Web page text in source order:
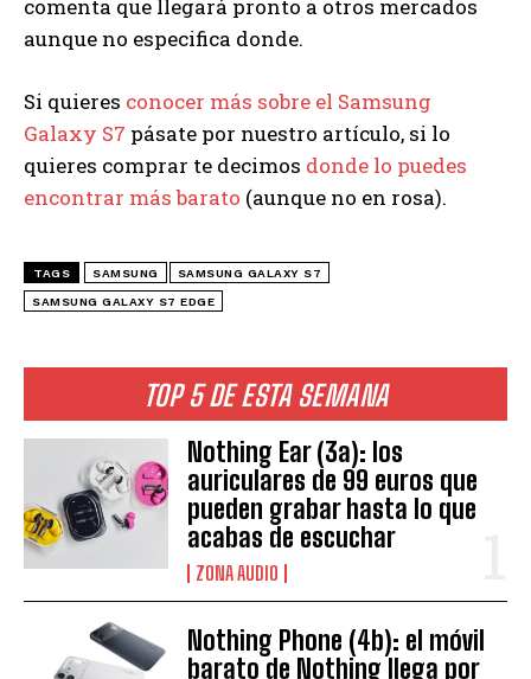
TOP 5 DE ESTA SEMANA
Nothing Ear (3a): los
auriculares de 99 euros que
pueden grabar hasta lo que
acabas de escuchar
ZONA AUDIO
Nothing Phone (4b): el móvil
barato de Nothing llega por
comenta que llegará pronto a otros mercados
aunque no especifica donde.
Si quieres conocer más sobre el Samsung
Galaxy S7 pásate por nuestro artículo, si lo
quieres comprar te decimos donde lo puedes
encontrar más barato (aunque no en rosa).
TAGS SAMSUNG SAMSUNG GALAXY S7
SAMSUNG GALAXY S7 EDGE